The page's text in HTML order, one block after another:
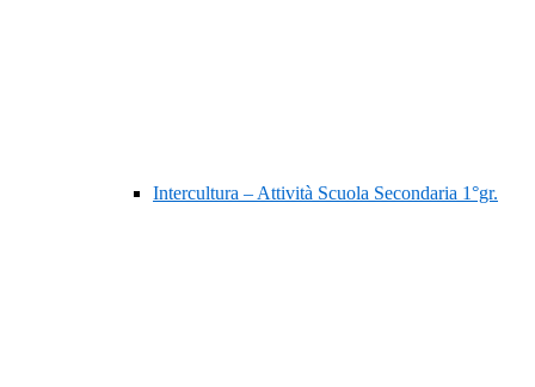
Intercultura – Attività Scuola Secondaria 1°gr.